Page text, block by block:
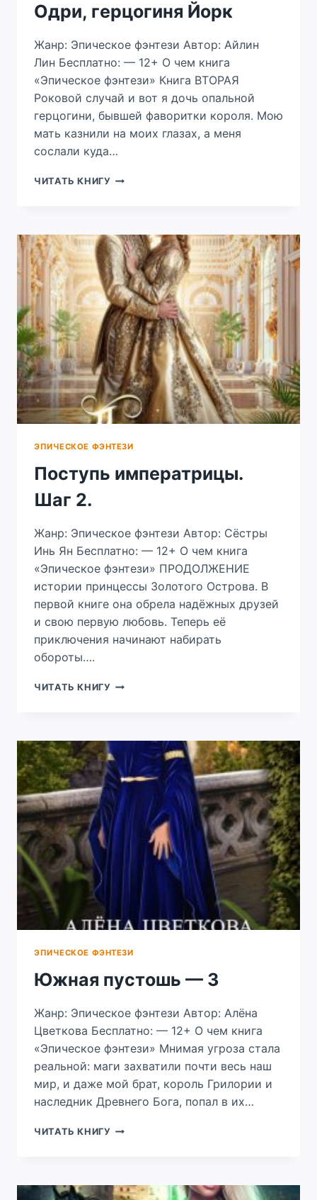
Одри, герцогиня Йорк
Жанр: Эпическое фэнтези Автор: Айлин
Лин Бесплатно: — 12+ О чем книга
«Эпическое фэнтези» Книга ВТОРАЯ
Роковой случай и вот я дочь опальной
герцогини, бывшей фаворитки короля. Мою
мать казнили на моих глазах, а меня
сослали куда…
ЧИТАТЬ КНИГУ ОДРИ,
ЭПИЧЕСКОЕ ФЭНТЕЗИ
Поступь императрицы.
Шаг 2.
Жанр: Эпическое фэнтези Автор: Сёстры
Инь Ян Бесплатно: — 12+ О чем книга
«Эпическое фэнтези» ПРОДОЛЖЕНИЕ
истории принцессы Золотого Острова. В
первой книге она обрела надёжных друзей
и свою первую любовь. Теперь её
приключения начинают набирать
обороты….
ЧИТАТЬ КНИГУ ПОСТУПЬ
ЭПИЧЕСКОЕ ФЭНТЕЗИ
Южная пустошь — 3
Жанр: Эпическое фэнтези Автор: Алёна
Цветкова Бесплатно: — 12+ О чем книга
«Эпическое фэнтези» Мнимая угроза стала
реальной: маги захватили почти весь наш
мир, и даже мой брат, король Грилории и
наследник Древнего Бога, попал в их…
ЧИТАТЬ КНИГУ ЮЖНАЯ